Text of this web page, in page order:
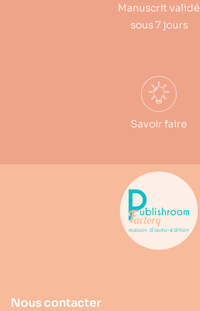
Manuscrit validé
sous 7 jours
Savoir faire
Nous contacter